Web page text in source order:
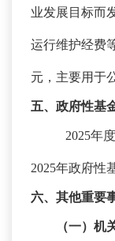
业发展目标而
运行维护经费
元，主要用于
五、政府性基
2025年
2025年政府性
六、其他重要
（一）机